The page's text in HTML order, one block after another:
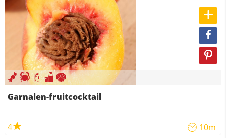
Garnalen-fruitcocktail
4 10m